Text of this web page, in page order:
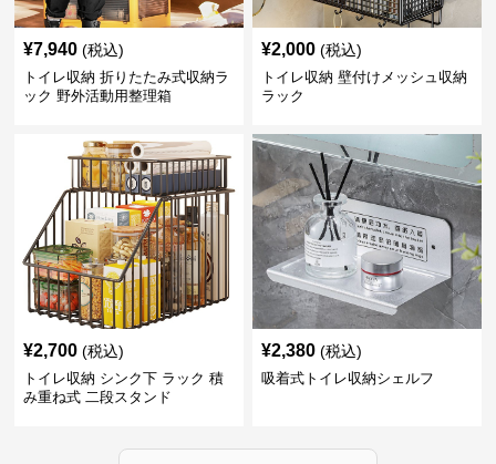
¥7,940 (税込)
トイレ収納 折りたたみ式収納ラ
ック 野外活動用整理箱
¥2,000 (税込)
トイレ収納 壁付けメッシュ収納
ラック
¥2,700 (税込)
トイレ収納 シンク下 ラック 積
み重ね式 二段スタンド
¥2,380 (税込)
吸着式トイレ収納シェルフ